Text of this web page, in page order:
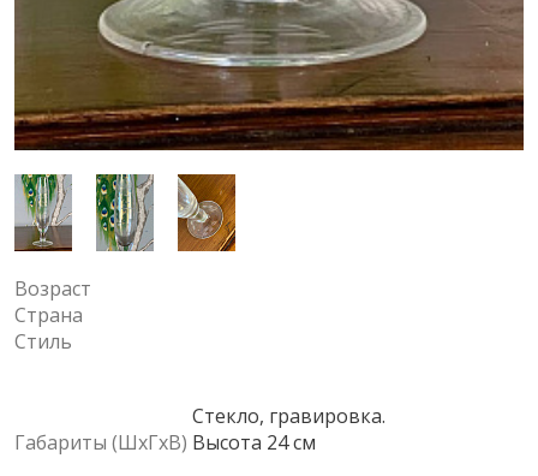
Возраст
Страна
Стиль
Габариты (ШхГхВ)
Стекло, гравировка.
Высота 24 см